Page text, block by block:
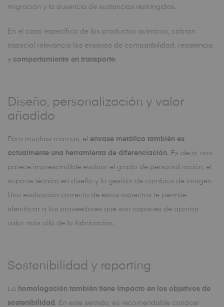
migración y la ausencia de sustancias restringidas.
En el caso específico de los productos químicos, cobran
especial relevancia los ensayos de compatibilidad, resistencia
y comportamiento en transporte.
Diseño, personalización y valor
añadido
Para muchas marcas, el envase metálico también es
actualmente una herramienta de diferenciación. Es decir, nos
parece imprescindible evaluar el grado de personalización, el
soporte técnico en diseño y la gestión de cambios de imagen.
Una evaluación correcta de estos aspectos te permite
identificar a los proveedores que son capaces de aportar
valor más allá de la fabricación.
Sostenibilidad y reporting
La homologación también tiene impacto en los objetivos de
sostenibilidad . En este sentido, es recomendable conocer